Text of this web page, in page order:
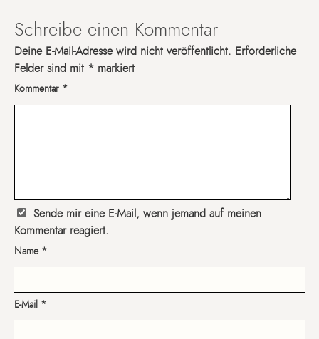
Schreibe einen Kommentar
Deine E-Mail-Adresse wird nicht veröffentlicht. Erforderliche
Felder sind mit * markiert
Kommentar *
Sende mir eine E-Mail, wenn jemand auf meinen
Kommentar reagiert.
Name *
E-Mail *